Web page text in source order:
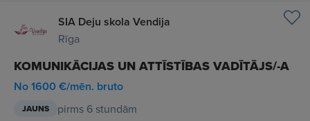
SIA Deju skola Vendija
Rīga
KOMUNIKĀCIJAS UN ATTĪSTĪBAS VADĪTĀJS/-A
No 1600 €/mēn. bruto
JAUNS pirms 6 stundām